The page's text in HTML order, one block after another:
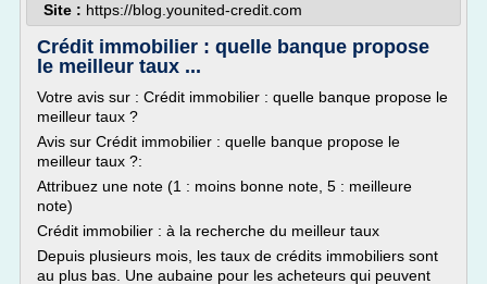
Site : https://blog.younited-credit.com
Crédit immobilier : quelle banque propose
le meilleur taux ...
Votre avis sur : Crédit immobilier : quelle banque propose le
meilleur taux ?
Avis sur Crédit immobilier : quelle banque propose le
meilleur taux ?:
Attribuez une note (1 : moins bonne note, 5 : meilleure
note)
Crédit immobilier : à la recherche du meilleur taux
Depuis plusieurs mois, les taux de crédits immobiliers sont
au plus bas. Une aubaine pour les acheteurs qui peuvent